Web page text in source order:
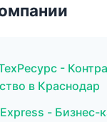
-
в Краснодар
- Бизнес-